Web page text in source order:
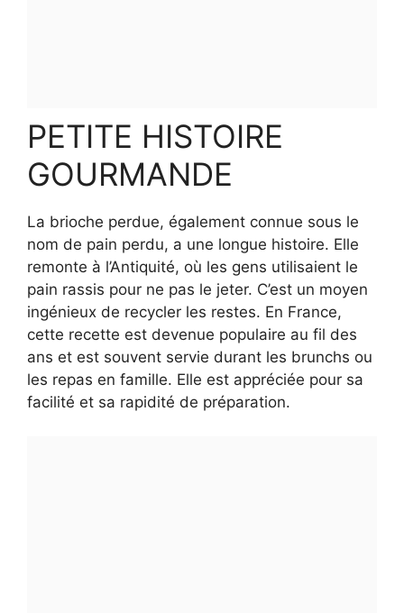
PETITE HISTOIRE
GOURMANDE
La brioche perdue, également connue sous le
nom de pain perdu, a une longue histoire. Elle
remonte à l’Antiquité, où les gens utilisaient le
pain rassis pour ne pas le jeter. C’est un moyen
ingénieux de recycler les restes. En France,
cette recette est devenue populaire au fil des
ans et est souvent servie durant les brunchs ou
les repas en famille. Elle est appréciée pour sa
facilité et sa rapidité de préparation.